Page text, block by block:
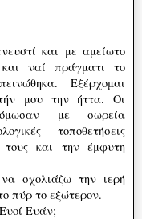
και με αμείωτο
ναί πράγματι το
Εξέρχομαι
μου την ήττα. Οι
με σωρεία
τοποθετήσεις
τους και την έμφυτη
σχολιάζω την ιερή
πύρ το εξώτερον.
Ευάν;